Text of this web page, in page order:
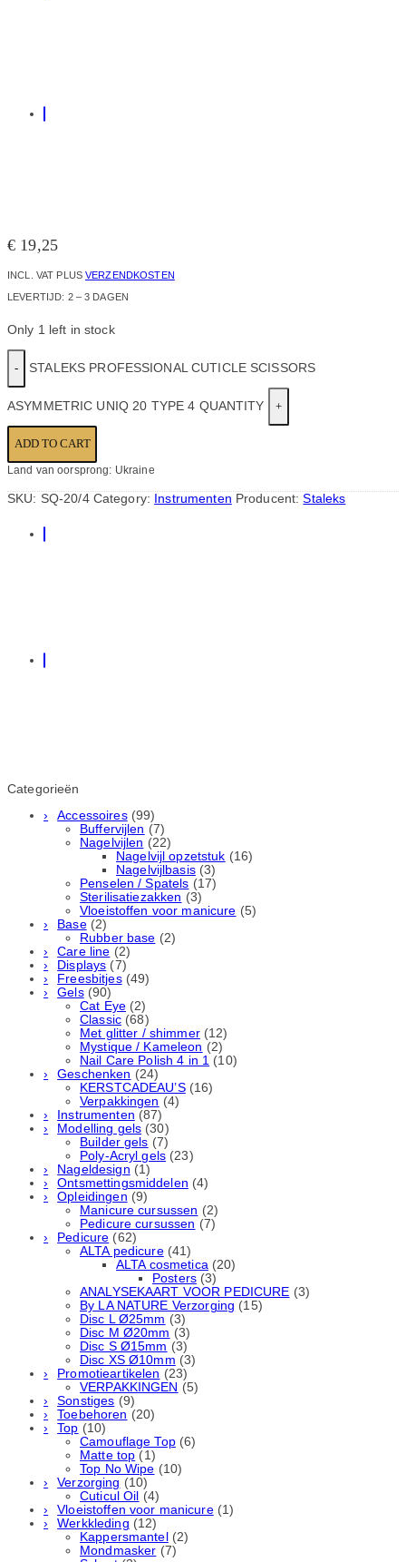
€ 19,25
INCL. VAT PLUSVERZENDKOSTEN
LEVERTIJD: 2 – 3 DAGEN
Only 1 left in stock
STALEKS PROFESSIONAL CUTICLE SCISSORS
ASYMMETRIC UNIQ 20 TYPE 4 QUANTITY
ADD TO CART
Land van oorsprong: Ukraine
SKU: SQ-20/4 Category: Instrumenten Producent:Staleks
Categorieën
Accessoires (99)
Buffervijlen (7)
Nagelvijlen (22)
Nagelvijl opzetstuk (16)
Nagelvijlbasis (3)
Penselen / Spatels (17)
Sterilisatiezakken (3)
Vloeistoffen voor manicure (5)
Base (2)
Rubber basе (2)
Care line (2)
Displays (7)
Freesbitjes (49)
Gels (90)
Cat Eye (2)
Classic (68)
Met glitter / shimmer (12)
Mystique / Kameleon (2)
Nail Care Polish 4 in 1 (10)
Geschenken (24)
KERSTCADEAU’S (16)
Verpakkingen (4)
Instrumenten (87)
Modelling gels (30)
Builder gels (7)
Poly-Acryl gels (23)
Nageldesign (1)
Ontsmettingsmiddelen (4)
Opleidingen (9)
Manicure cursussen (2)
Pedicure cursussen (7)
Pedicure (62)
ALTA pedicure (41)
ALTA cosmetica (20)
Posters (3)
ANALYSEKAART VOOR PEDICURE (3)
By LA NATURE Verzorging (15)
Disc L Ø25mm (3)
Disc M Ø20mm (3)
Disc S Ø15mm (3)
Disc XS Ø10mm (3)
Promotieartikelen (23)
VERPAKKINGEN (5)
Sonstiges (9)
Toebehoren (20)
Top (10)
Camouflage Top (6)
Matte top (1)
Top No Wipe (10)
Verzorging (10)
Cuticul Oil (4)
Vloeistoffen voor manicure (1)
Werkkleding (12)
Kappersmantel (2)
Mondmasker (7)